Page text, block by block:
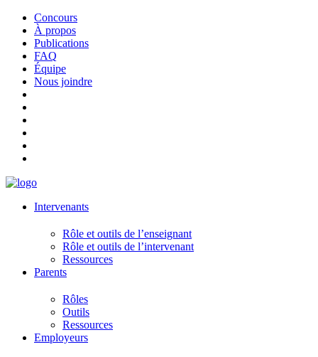
Concours
À propos
Publications
FAQ
Équipe
Nous joindre
Intervenants
Rôle et outils de l’enseignant
Rôle et outils de l’intervenant
Ressources
Parents
Rôles
Outils
Ressources
Employeurs